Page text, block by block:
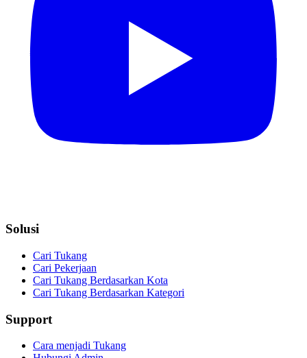
Solusi
Cari Tukang
Cari Pekerjaan
Cari Tukang Berdasarkan Kota
Cari Tukang Berdasarkan Kategori
Support
Cara menjadi Tukang